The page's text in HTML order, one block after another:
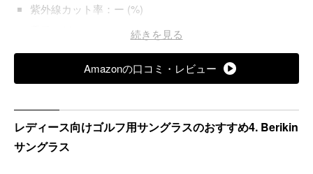
紫外線カット率：ー (%)
レンズ加工：偏光
続きを見る
Amazonの口コミ・レビュー
レディース向けゴルフ用サングラスのおすすめ4. Berikin
サングラス